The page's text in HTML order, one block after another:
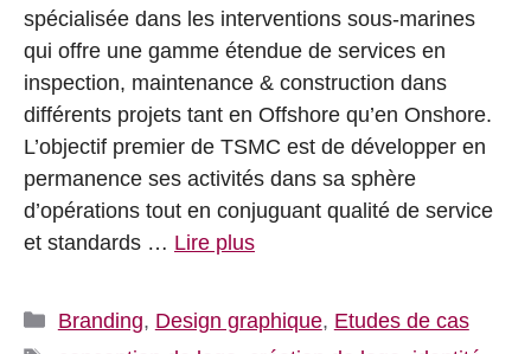
spécialisée dans les interventions sous-marines
qui offre une gamme étendue de services en
inspection, maintenance & construction dans
différents projets tant en Offshore qu’en Onshore.
L’objectif premier de TSMC est de développer en
permanence ses activités dans sa sphère
d’opérations tout en conjuguant qualité de service
et standards … Lire plus
Catégories
Branding, Design graphique, Etudes de cas